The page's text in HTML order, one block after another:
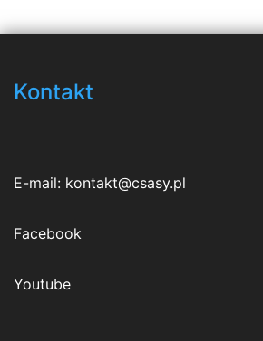
Kontakt
E-mail: kontakt@csasy.pl
Facebook
Youtube